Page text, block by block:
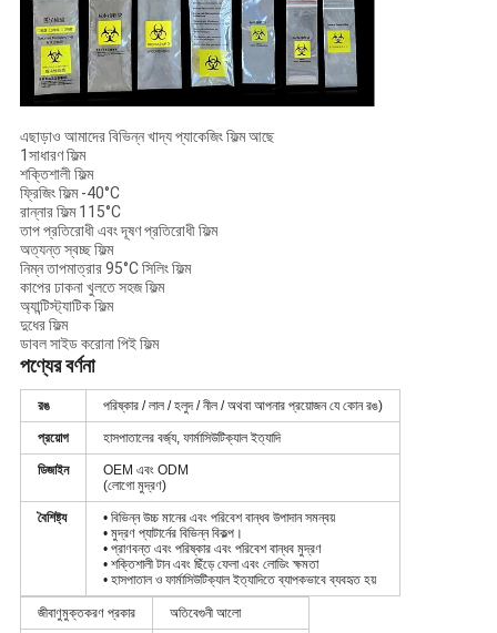
এছাড়াও আমাদের বিভিন্ন খাদ্য প্যাকেজিং ফিল্ম আছে
1সাধারণ ফিল্ম
শক্তিশালী ফিল্ম
ফ্রিজিং ফিল্ম -40°C
রান্নার ফিল্ম 115°C
তাপ প্রতিরোধী এবং দূষণ প্রতিরোধী ফিল্ম
অত্যন্ত স্বচ্ছ ফিল্ম
নিম্ন তাপমাত্রার 95°C সিলিং ফিল্ম
কাপের ঢাকনা খুলতে সহজ ফিল্ম
অ্যান্টিস্ট্যাটিক ফিল্ম
দুধের ফিল্ম
ডাবল সাইড করোনা পিই ফিল্ম
পণ্যের বর্ণনা
রঙ পরিষ্কার / লাল / হলুদ / নীল / অথবা আপনার প্রয়োজন যে কোন রঙ)
প্রয়োগ হাসপাতালের বর্জ্য, ফার্মাসিউটিক্যাল ইত্যাদি
ডিজাইন
OEM এবং ODM
(লোগো মুদ্রণ)
বৈশিষ্ট্য
• বিভিন্ন উচ্চ মানের এবং পরিবেশ বান্ধব উপাদান সমন্বয়
• মুদ্রণ প্যাটার্নের বিভিন্ন বিকল্প।
• প্রাণবন্ত এবং পরিষ্কার এবং পরিবেশ বান্ধব মুদ্রণ
• শক্তিশালী টান এবং ছিঁড়ে ফেলা এবং লোডিং ক্ষমতা
• হাসপাতাল ও ফার্মাসিউটিক্যাল ইত্যাদিতে ব্যাপকভাবে ব্যবহৃত হয়
জীবাণুমুক্তকরণ প্রকার অতিবেগুনী আলো